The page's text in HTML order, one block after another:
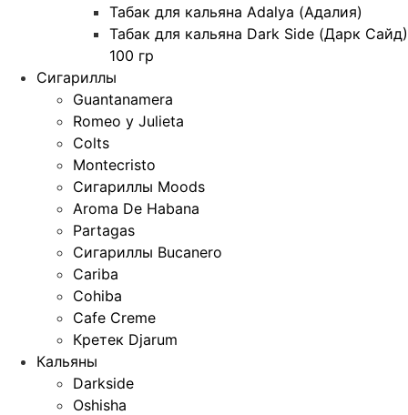
Табак для кальяна Adalya (Адалия)
Табак для кальяна Dark Side (Дарк Сайд)
100 гр
Сигариллы
Guantanamera
Romeo y Julieta
Colts
Montecristo
Сигариллы Moods
Aroma De Habana
Partagas
Сигариллы Bucanero
Cariba
Cohiba
Cafe Creme
Кретек Djarum
Кальяны
Darkside
Oshisha